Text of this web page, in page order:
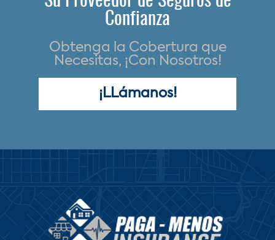
Confianza
Obtenga la Cobertura que
Necesitas, ¡Con Nosotros!
¡LLámanos!